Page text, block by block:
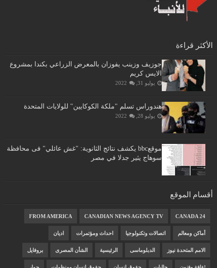
الأكثر قراءة
جوزيف وزينب يفوزان بالمعرض الزراعي بكندا بمشروع
الايس كريم
يوليو 31, 2022
هندوراس تسلم "ملكة الكوكايين" للولايات المتحدة
يوليو 28, 2022
موقعbbc يكشف نتائج الثانوية: "غش عائلي" فى محافظة
سوهاج يثير جدلا في مصر
أقسام الموقع
CANADA 24
CANADIAN NEWS AGENCY TV
FROM AMERICA
أماكن ومعالم اتصالات وتكنولوجيا احداث ومؤتمرات اديان
الامم المتحدة نيوز الدبلوماسى الرئيسية الشأن المصرى بروفايل